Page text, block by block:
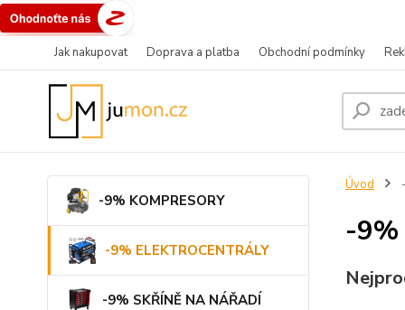
Jak nakupovat Doprava a platba Obchodní podmínky
-9% KOMPRESORY
-9% ELEKTROCENTRÁLY
-9% SKŘÍNĚ NA NÁŘADÍ
Úvod
-9%